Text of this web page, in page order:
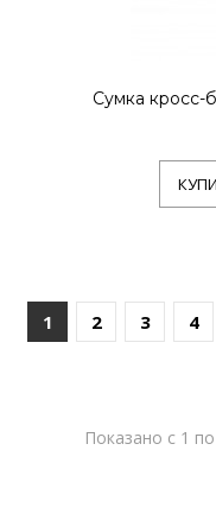
Сумка кросс-
1 2 3 4
Показано с 1